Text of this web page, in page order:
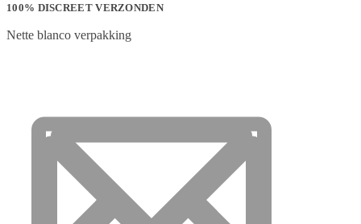
100% DISCREET VERZONDEN
Nette blanco verpakking